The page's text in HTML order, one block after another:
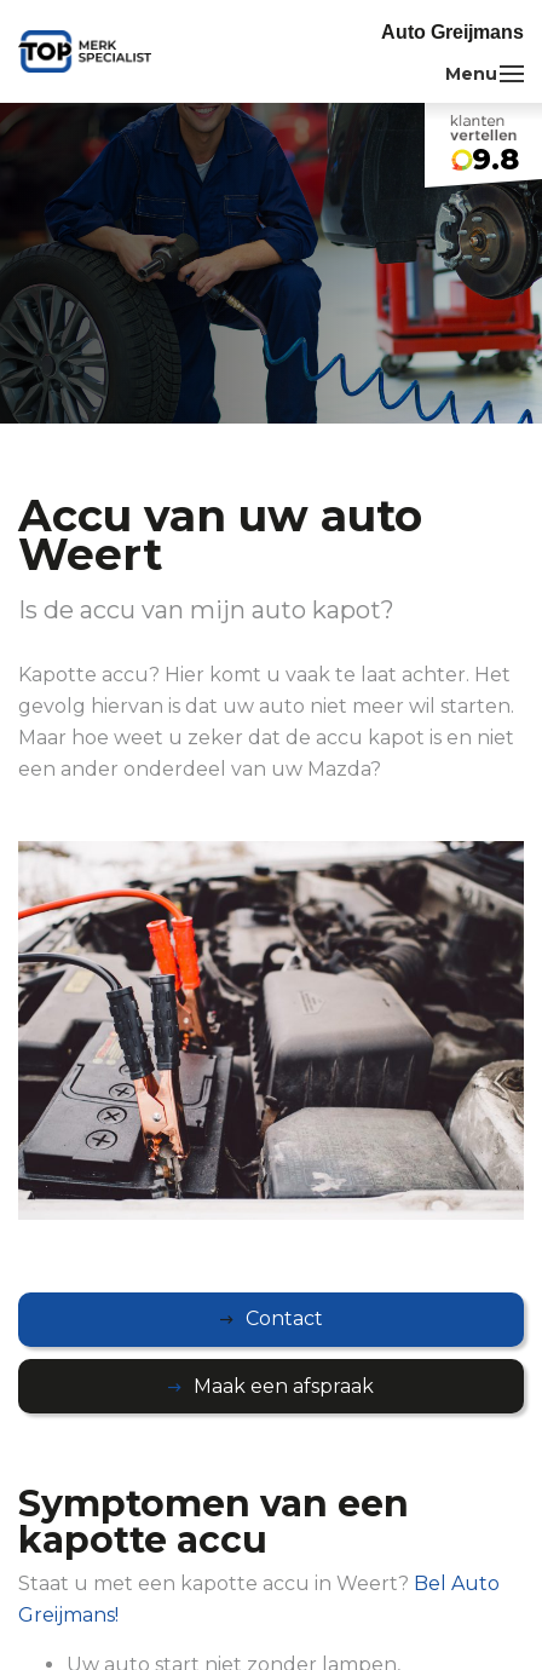
Auto Greijmans
9.8
Accu van uw auto
Weert
Is de accu van mijn auto kapot?
Kapotte accu? Hier komt u vaak te laat achter. Het
gevolg hiervan is dat uw auto niet meer wil starten.
Maar hoe weet u zeker dat de accu kapot is en niet
een ander onderdeel van uw Mazda?
Contact
Maak een afspraak
Symptomen van een
kapotte accu
Staat u met een kapotte accu in Weert? Bel Auto
Greijmans!
Uw auto start niet zonder lampen,